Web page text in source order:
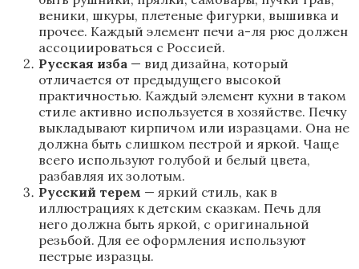
веники, шкуры, плетеные фигурки, вышивка и
прочее. Каждый элемент печи а-ля рюс должен
ассоциироваться с Россией.
Русская изба — вид дизайна, который
отличается от предыдущего высокой
практичностью. Каждый элемент кухни в таком
стиле активно используется в хозяйстве. Печку
выкладывают кирпичом или изразцами. Она не
должна быть слишком пестрой и яркой. Чаще
всего используют голубой и белый цвета,
разбавляя их золотым.
Русский терем — яркий стиль, как в
иллюстрациях к детским сказкам. Печь для
него должна быть яркой, с оригинальной
резьбой. Для ее оформления используют
пестрые изразцы.